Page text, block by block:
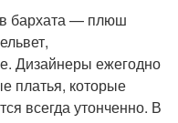
бархата — плюш
Дизайнеры ежегодно
платья, которые
всегда утонченно. В